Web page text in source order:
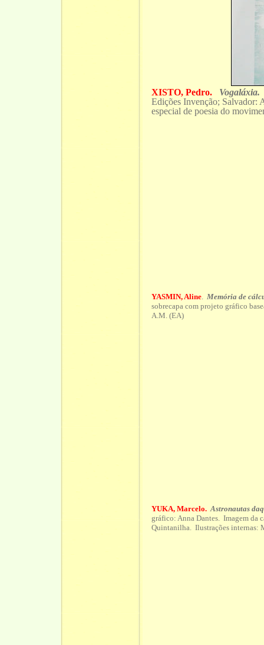
XISTO, Pedro. Vogaláxia.
Edições Invenção;
especial de poesia do
YASMIN, Aline. Memória de
sobrecapa com projeto gráfico
A.M. (EA)
YUKA, Marcelo. Astronautas
gráfico: Anna Dantes. Imagem da
Quintanilha. Ilustrações